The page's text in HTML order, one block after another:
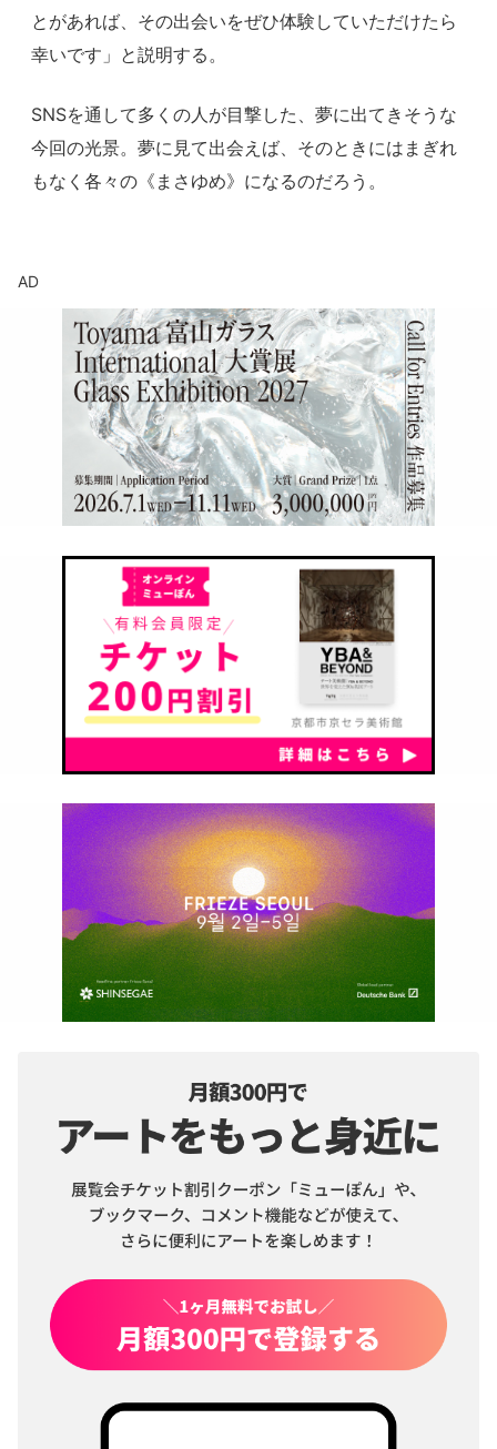
とがあれば、その出会いをぜひ体験していただけたら
幸いです」と説明する。
SNSを通して多くの人が目撃した、夢に出てきそうな
今回の光景。夢に見て出会えば、そのときにはまぎれ
もなく各々の《まさゆめ》になるのだろう。
AD